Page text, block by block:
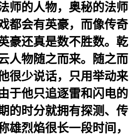
师的人物，奥秘的法师
都会有英豪，而像传奇
豪还真是数不胜数。乾
人物随之而来。随之而
很少说话，只用举动来
于他只追逐雷和闪电的
的时分就拥有探测、传
雄烈焰很长一段时间，